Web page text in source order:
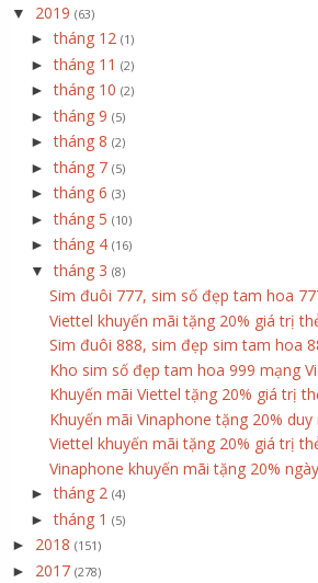
▼ 2019 (63)
►tháng 12 (1)
►tháng 11 (2)
►tháng 10 (2)
►tháng 9 (5)
►tháng 8 (2)
►tháng 7 (5)
►tháng 6 (3)
►tháng 5 (10)
►tháng 4 (16)
▼tháng 3 (8)
Sim đuôi 777, sim số đẹp tam hoa
Viettel khuyến mãi tặng 20% giá trị
Sim đuôi 888, sim đẹp sim tam hoa
Kho sim số đẹp tam hoa 999 mạng
Khuyến mãi Viettel tặng 20% giá trị
Khuyến mãi Vinaphone tặng 20%
Viettel khuyến mãi tặng 20% giá trị
Vinaphone khuyến mãi tặng 20%
►tháng 2 (4)
►tháng 1 (5)
► 2018 (151)
► 2017 (278)